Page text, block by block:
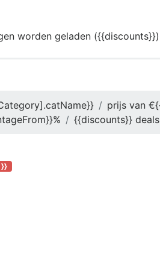
worden geladen ({{discounts}})
prijs van
{{discounts}}
}}